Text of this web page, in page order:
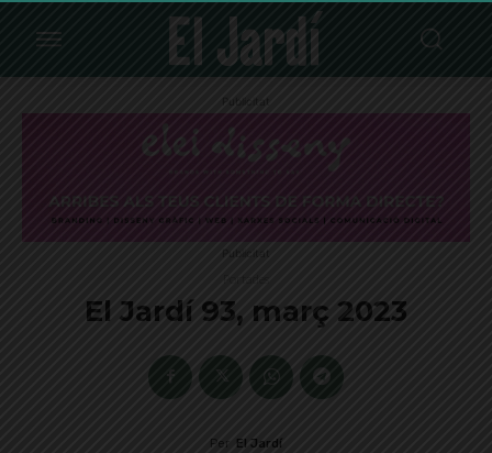
Publicitat
Publicitat
El Jardí 93, març 2023
Per El Jardí